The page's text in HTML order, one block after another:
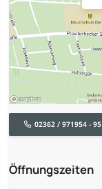
02362 / 971954 - 95
Öffnungszeiten